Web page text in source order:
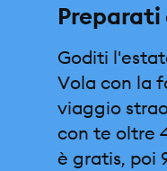
Goditi
Vola con la
viaggio
con te oltre
è gratis, poi